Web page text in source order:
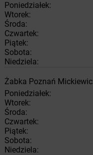
Poniedziałek:
Wtorek:
Środa:
Czwartek:
Piątek:
Sobota:
Niedziela:
Żabka Poznań
Poniedziałek:
Wtorek:
Środa:
Czwartek:
Piątek:
Sobota:
Niedziela: